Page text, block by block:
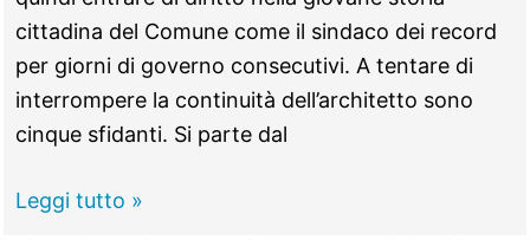
la
fierezza
dei
guidoniani”
cittadina del Comune come il sindaco dei record
per giorni di governo consecutivi. A tentare di
interrompere la continuità dell’architetto sono
cinque sfidanti. Si parte dal
Tutti
Leggi tutto »